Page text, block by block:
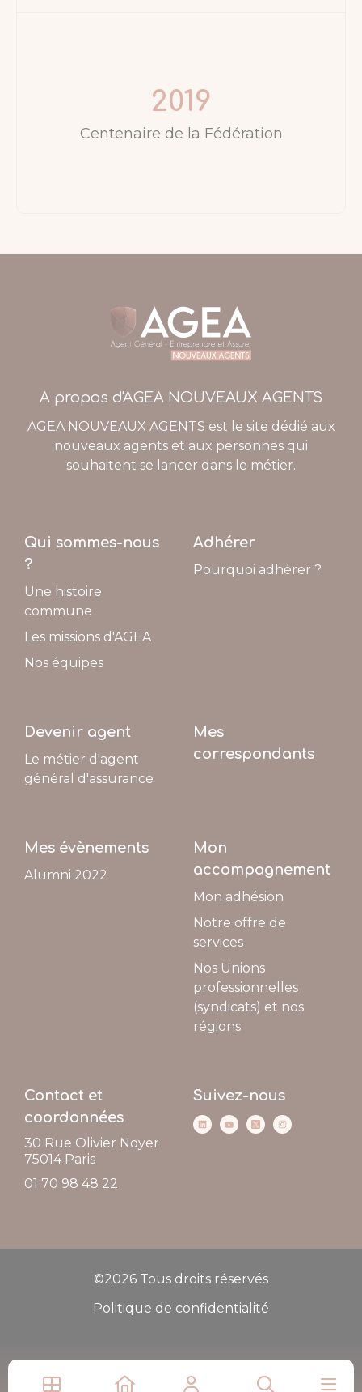
2019
Centenaire de la Fédération
A propos d'AGEA NOUVEAUX AGENTS
AGEA NOUVEAUX AGENTS est le site dédié aux
nouveaux agents et aux personnes qui
souhaitent se lancer dans le métier.
Qui sommes-nous
?
Une histoire
commune
Les missions d'AGEA
Nos équipes
Adhérer
Pourquoi adhérer ?
Devenir agent
Le métier d'agent
général d'assurance
Mes
correspondants
Mes évènements
Alumni 2022
Mon
accompagnement
Mon adhésion
Notre offre de
services
Nos Unions
professionnelles
(syndicats) et nos
régions
Contact et
coordonnées
30 Rue Olivier Noyer
75014 Paris
01 70 98 48 22
Suivez-nous
©2026 Tous droits réservés
Politique de confidentialité